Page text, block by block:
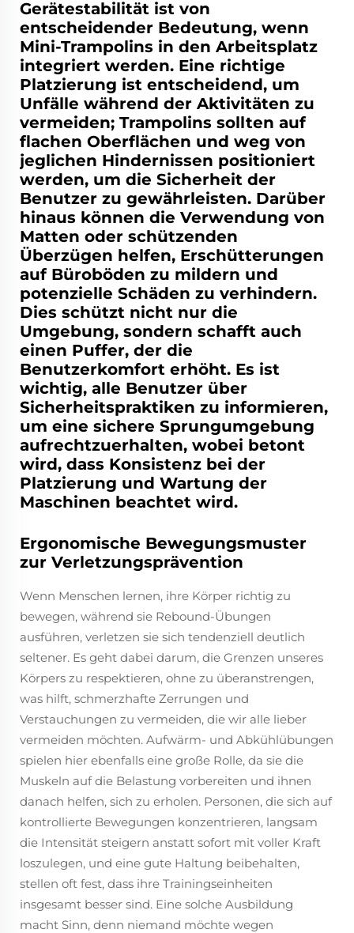
Gerätestabilität ist von
entscheidender Bedeutung, wenn
Mini-Trampolins in den Arbeitsplatz
integriert werden. Eine richtige
Platzierung ist entscheidend, um
Unfälle während der Aktivitäten zu
vermeiden; Trampolins sollten auf
flachen Oberflächen und weg von
jeglichen Hindernissen positioniert
werden, um die Sicherheit der
Benutzer zu gewährleisten. Darüber
hinaus können die Verwendung von
Matten oder schützenden
Überzügen helfen, Erschütterungen
auf Büroböden zu mildern und
potenzielle Schäden zu verhindern.
Dies schützt nicht nur die
Umgebung, sondern schafft auch
einen Puffer, der die
Benutzerkomfort erhöht. Es ist
wichtig, alle Benutzer über
Sicherheitspraktiken zu informieren,
um eine sichere Sprungumgebung
aufrechtzuerhalten, wobei betont
wird, dass Konsistenz bei der
Platzierung und Wartung der
Maschinen beachtet wird.
Ergonomische Bewegungsmuster
zur Verletzungsprävention
Wenn Menschen lernen, ihre Körper richtig zu
bewegen, während sie Rebound-Übungen
ausführen, verletzen sie sich tendenziell deutlich
seltener. Es geht dabei darum, die Grenzen unseres
Körpers zu respektieren, ohne zu überanstrengen,
was hilft, schmerzhafte Zerrungen und
Verstauchungen zu vermeiden, die wir alle lieber
vermeiden möchten. Aufwärm- und Abkühlübungen
spielen hier ebenfalls eine große Rolle, da sie die
Muskeln auf die Belastung vorbereiten und ihnen
danach helfen, sich zu erholen. Personen, die sich auf
kontrollierte Bewegungen konzentrieren, langsam
die Intensität steigern anstatt sofort mit voller Kraft
loszulegen, und eine gute Haltung beibehalten,
stellen oft fest, dass ihre Trainingseinheiten
insgesamt besser sind. Eine solche Ausbildung
macht Sinn, denn niemand möchte wegen